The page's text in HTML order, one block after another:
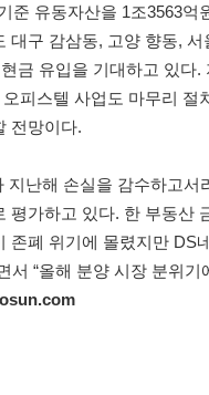
준 유동자산을 1조3563
대구 감삼동, 고양 향동,
금 유입을 기대하고 있다
피스텔 사업도 마무리 절
전망이다.
지난해 손실을 감수하고
평가하고 있다. 한 부동산
존폐 위기에 몰렸지만 DS
서 “올해 분양 시장 분위